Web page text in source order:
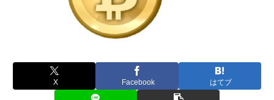
X Facebook はてブ